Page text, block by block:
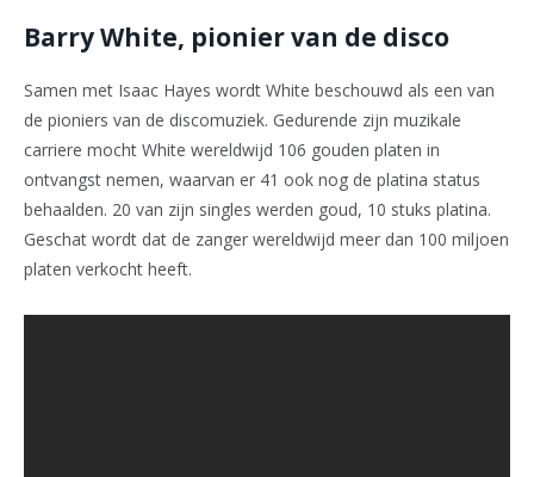
Barry White, pionier van de disco
Samen met Isaac Hayes wordt White beschouwd als een van
de pioniers van de discomuziek. Gedurende zijn muzikale
carriere mocht White wereldwijd 106 gouden platen in
ontvangst nemen, waarvan er 41 ook nog de platina status
behaalden. 20 van zijn singles werden goud, 10 stuks platina.
Geschat wordt dat de zanger wereldwijd meer dan 100 miljoen
platen verkocht heeft.